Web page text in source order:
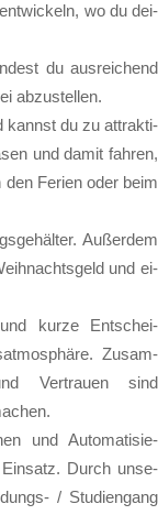
wo du dei­
du aus­rei­chend
ab­zu­stel­len.
kannst du zu at­trak­ti­
und da­mit fah­ren,
Fe­ri­en oder beim
Au­ßer­dem
und ei­
kur­ze Ent­schei­
Zu­sam­
Ver­trau­en sind
und Au­to­ma­ti­sie­
Durch un­se­
/ Stu­di­en­gang